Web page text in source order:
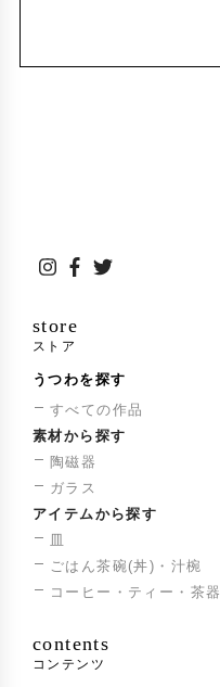
store
ストア
うつわを探す
すべての作品
素材から探す
陶磁器
ガラス
アイテムから探す
皿
ごはん茶碗(丼)・汁椀
コーヒー・ティー・茶器
contents
コンテンツ